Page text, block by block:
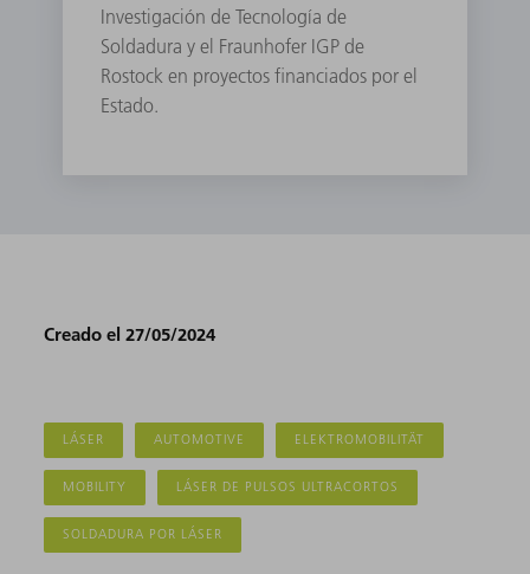
Investigación de Tecnología de
Soldadura y el Fraunhofer IGP de
Rostock en proyectos financiados por el
Estado.
Creado el 27/05/2024
LÁSER AUTOMOTIVE ELEKTROMOBILITÄT
MOBILITY LÁSER DE PULSOS ULTRACORTOS
SOLDADURA POR LÁSER